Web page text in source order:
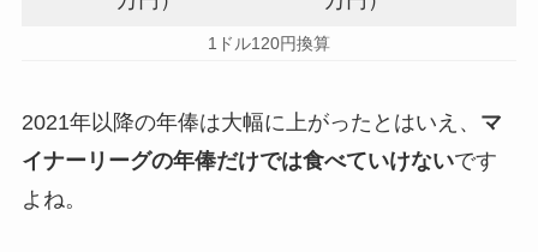
1ドル120円換算
2021年以降の年俸は大幅に上がったとはいえ、 マ
イナーリーグの年俸だけでは食べていけないです
よね。